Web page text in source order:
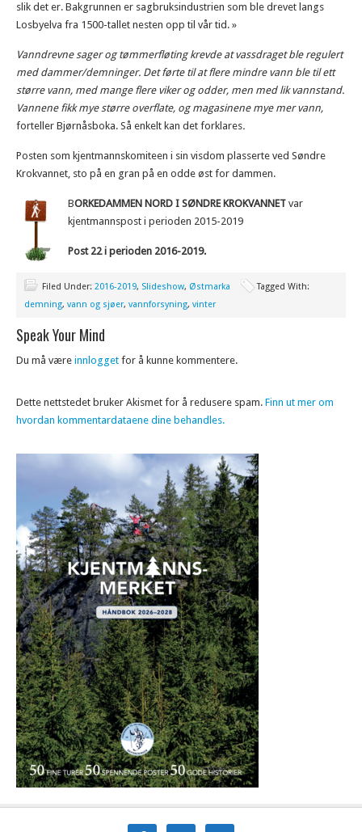
slik det er. Bakgrunnen er sagbruksindustrien som ble drevet langs
Losbyelva fra 1500-tallet nesten opp til vår tid. »
Vanndrevne sager og tømmerfløting krevde at vassdraget ble regulert
med dammer/demninger. Det førte til at flere mindre vann ble til ett
større vann, med mange flere viker og odder, men med lik vannstand.
Vannene fikk mye større overflate, og magasinene mye mer vann,
forteller Bjørnåsboka. Så enkelt kan det forklares.
Posten som kjentmannskomiteen i sin visdom plasserte ved Søndre
Krokvannet, sto på en gran på en odde øst for dammen.
BORKEDAMMEN NORD I SØNDRE KROKVANNET var
kjentmannspost i perioden 2015-2019
Post 22 i perioden 2016-2019.
Filed Under: 2016-2019, Slideshow, Østmarka
Tagged With:
demning, vann og sjøer, vannforsyning, vinter
Speak Your Mind
Du må være innlogget for å kunne kommentere.
Dette nettstedet bruker Akismet for å redusere spam. Finn ut mer om
hvordan kommentardataene dine behandles.